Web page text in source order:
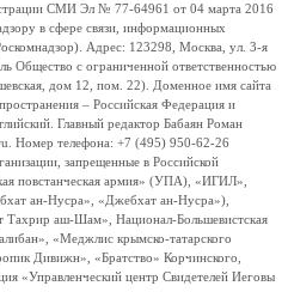
СМИ Эл № 77-64961 от 04 марта 2016
в сфере связи, информационных
Адрес: 123298, Москва, ул. 3-я
Общество с ограниченной ответственностью
дом 12, пом. 22). Доменное имя сайта
– Российская Федерация и
Главный редактор Бабаян Роман
Номер телефона: +7 (495) 950-62-26
запрещенные в Российской
повстанческая армия» (УПА), «ИГИЛ»,
ан-Нусра», «Джебхат ан-Нусра»),
Тахрир аш-Шам», Национал-Большевистская
«Меджлис крымско-татарского
Дивижн», «Братство» Корчинского,
«Управленческий центр Свидетелей Иеговы